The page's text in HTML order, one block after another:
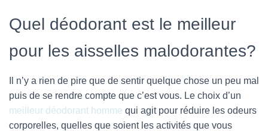
Quel déodorant est le meilleur
pour les aisselles malodorantes?
Il n’y a rien de pire que de sentir quelque chose un peu mal
puis de se rendre compte que c’est vous. Le choix d’un
meilleur déodorant homme qui agit pour réduire les odeurs
corporelles, quelles que soient les activités que vous